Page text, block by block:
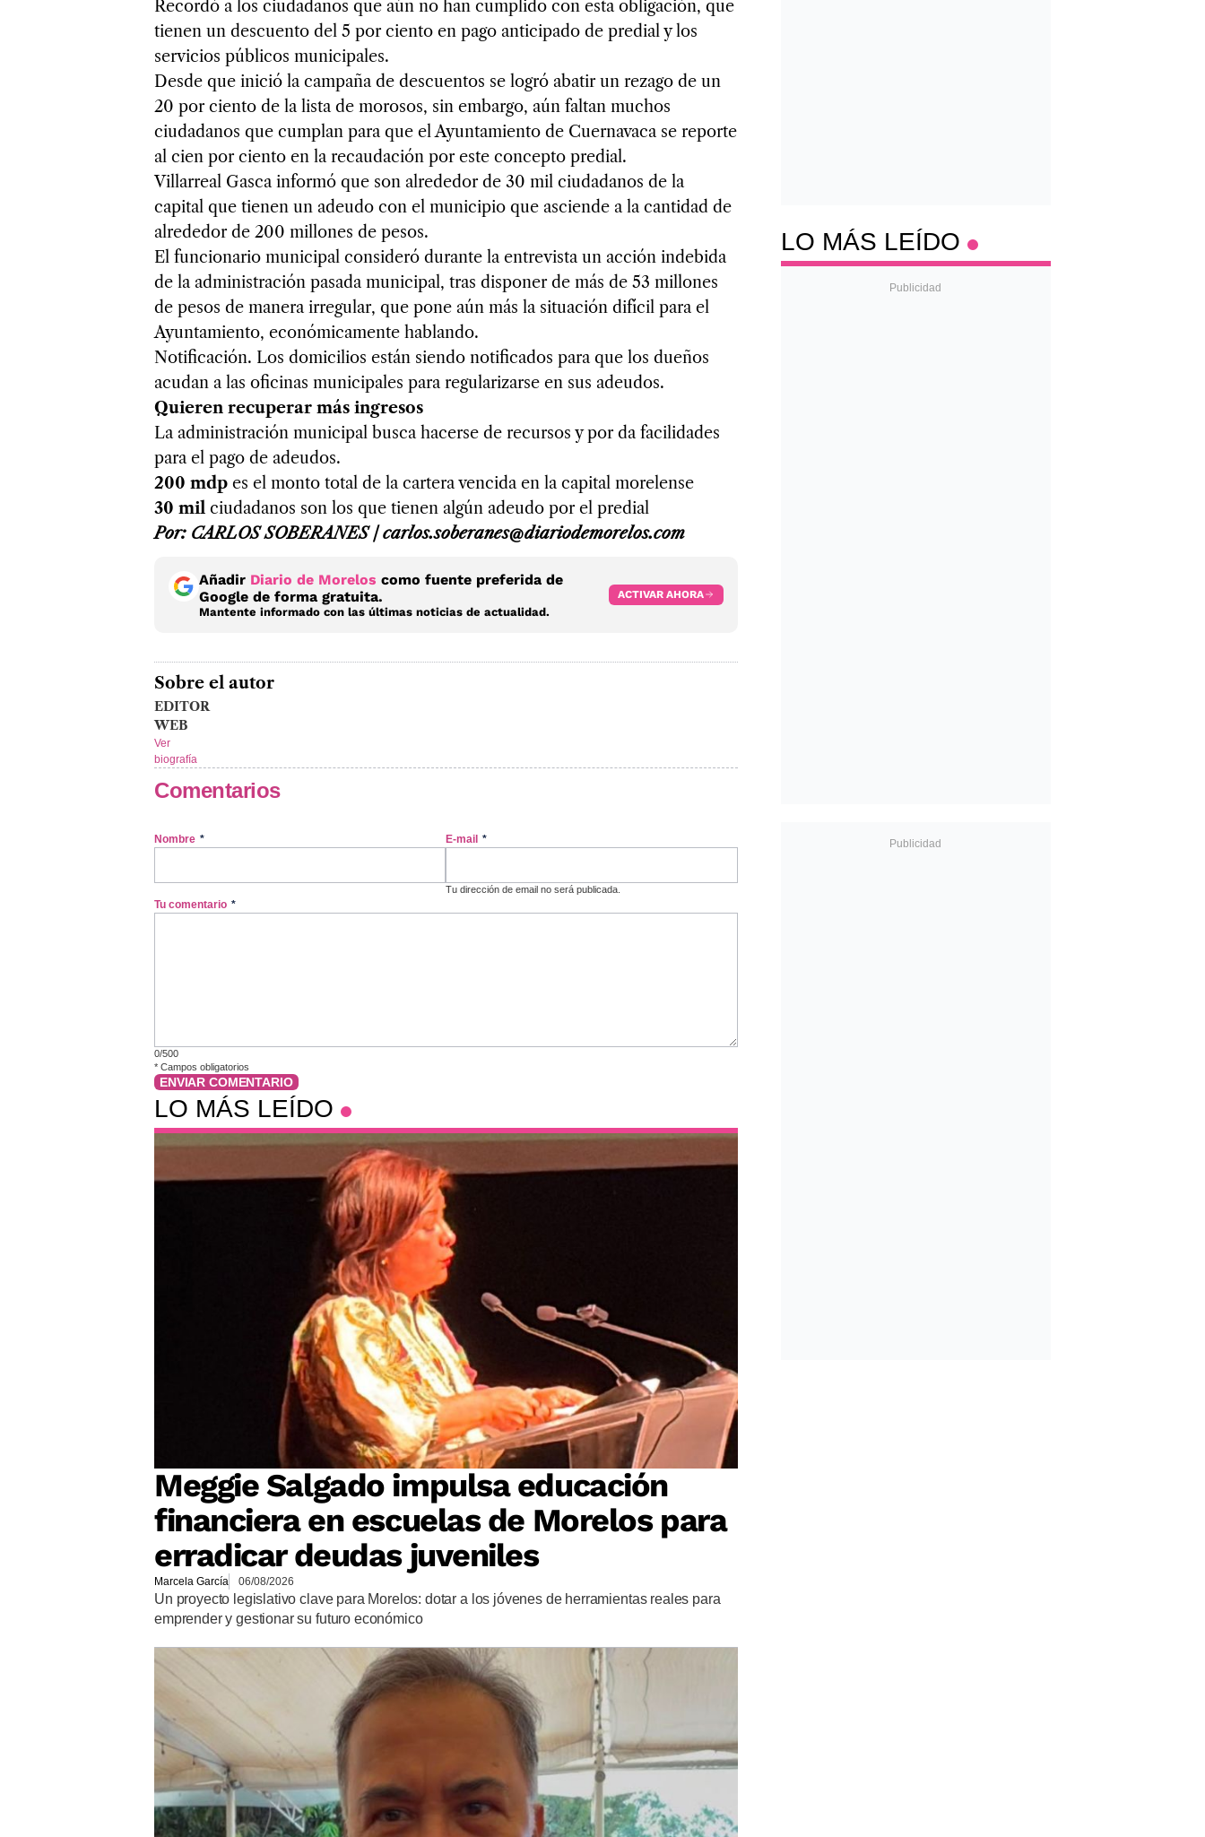
Recordó a los ciudadanos que aún no han cumplido con esta obligación, que
tienen un descuento del 5 por ciento en pago anticipado de predial y los
servicios públicos municipales.
Desde que inició la campaña de descuentos se logró abatir un rezago de un
20 por ciento de la lista de morosos, sin embargo, aún faltan muchos
ciudadanos que cumplan para que el Ayuntamiento de Cuernavaca se reporte
al cien por ciento en la recaudación por este concepto predial.
Villarreal Gasca informó que son alrededor de 30 mil ciudadanos de la
capital que tienen un adeudo con el municipio que asciende a la cantidad de
alrededor de 200 millones de pesos.
El funcionario municipal consideró durante la entrevista un acción indebida
de la administración pasada municipal, tras disponer de más de 53 millones
de pesos de manera irregular, que pone aún más la situación difícil para el
Ayuntamiento, económicamente hablando.
Notificación. Los domicilios están siendo notificados para que los dueños
acudan a las oficinas municipales para regularizarse en sus adeudos.
Quieren recuperar más ingresos
La administración municipal busca hacerse de recursos y por da facilidades
para el pago de adeudos.
200 mdp es el monto total de la cartera vencida en la capital morelense
30 mil ciudadanos son los que tienen algún adeudo por el predial
Por: CARLOS SOBERANES / carlos.soberanes@diariodemorelos.com
Añadir Diario de Morelos como fuente preferida de
Google de forma gratuita.
Mantente informado con las últimas noticias de actualidad.
ACTIVAR AHORA
Sobre el autor
EDITOR
WEB
Ver
biografía
Comentarios
Nombre * E-mail *
Tu dirección de email no será publicada.
Tu comentario *
0/500
* Campos obligatorios
ENVIAR COMENTARIO
LO MÁS LEÍDO
Meggie Salgado impulsa educación
financiera en escuelas de Morelos para
erradicar deudas juveniles
Marcela García 06/08/2026
Un proyecto legislativo clave para Morelos: dotar a los jóvenes de herramientas reales para
emprender y gestionar su futuro económico
LO MÁS LEÍDO